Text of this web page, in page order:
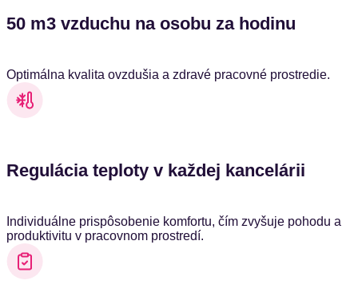
50 m3 vzduchu na osobu za hodinu
Optimálna kvalita ovzdušia a zdravé pracovné prostredie.
Regulácia teploty v každej kancelárii
Individuálne prispôsobenie komfortu, čím zvyšuje pohodu a
produktivitu v pracovnom prostredí.